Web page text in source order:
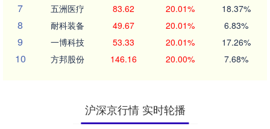
7 五洲医疗 83.62 20.01% 18.37%
8 耐科装备 49.67 20.01% 6.83%
9 一博科技 53.33 20.01% 17.26%
10 方邦股份 146.16 20.00% 7.68%
沪深京行情 实时轮播